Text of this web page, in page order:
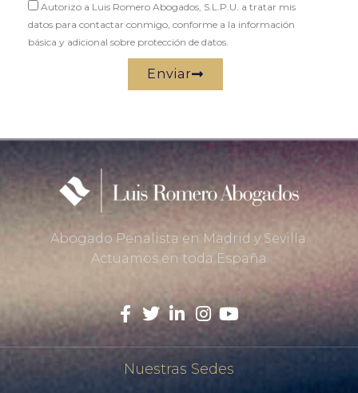
Autorizo a Luis Romero Abogados, S.L.P.U. a tratar mis
datos para contactar conmigo, conforme a la información
básica y adicional sobre protección de datos.
Enviar
Abogado Penalista en Madrid y Sevilla.
Actuamos en toda España
Nuestras Sedes